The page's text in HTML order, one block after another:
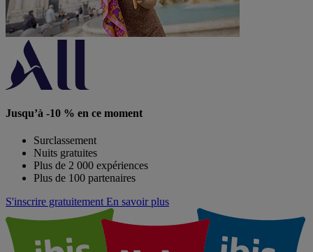
Jusqu’à -10 % en ce moment
Surclassement
Nuits gratuites
Plus de 2 000 expériences
Plus de 100 partenaires
S'inscrire gratuitement En savoir plus